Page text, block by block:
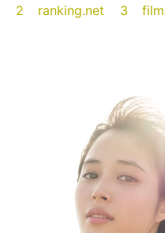
2 ranking.net 3